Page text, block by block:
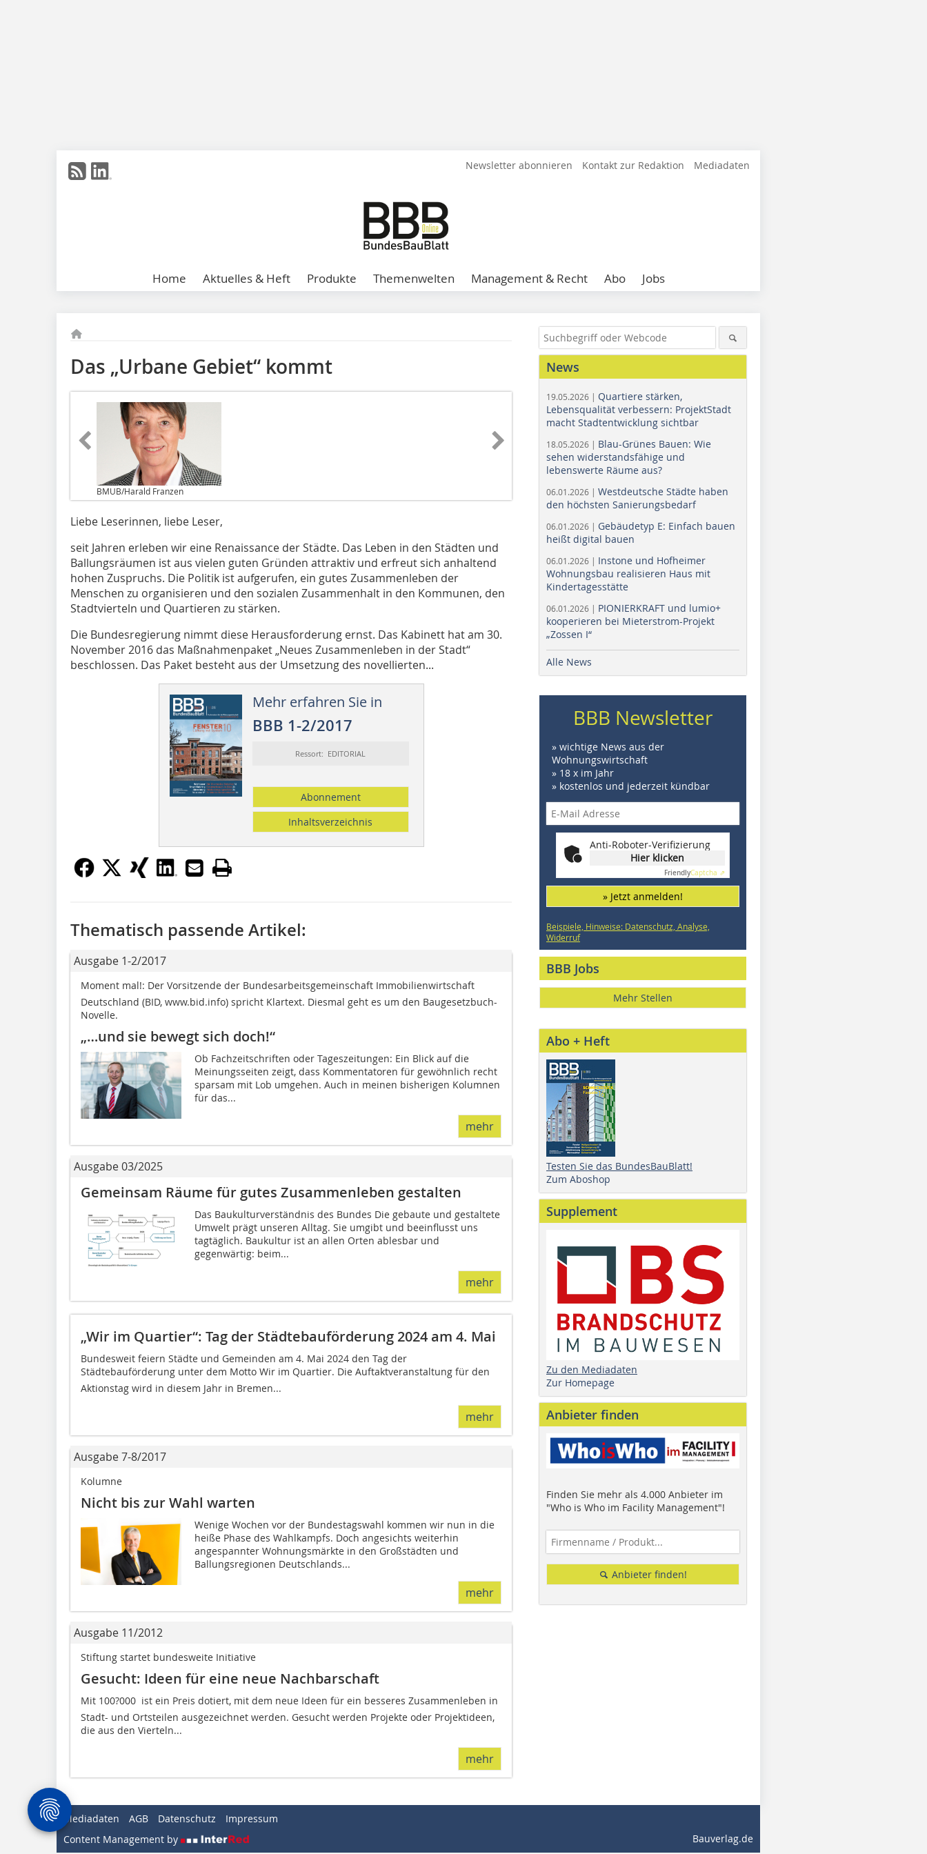
Newsletter abonnieren Kontakt zur Redaktion Mediadaten
Home Aktuelles & Heft Produkte Themenwelten Management & Recht Abo Jobs
Das „Urbane Gebiet“ kommt
BMUB/Harald Franzen
Liebe Leserinnen, liebe Leser,
seit Jahren erleben wir eine Renaissance der Städte. Das Leben in den Städten und
Ballungsräumen ist aus vielen guten Gründen attraktiv und erfreut sich anhaltend
hohen Zuspruchs. Die Politik ist aufgerufen, ein gutes Zusammenleben der
Menschen zu organisieren und den sozialen Zusammenhalt in den Kommunen, den
Stadtvierteln und Quartieren zu stärken.
Die Bundesregierung nimmt diese Herausforderung ernst. Das Kabinett hat am 30.
November 2016 das Maßnahmenpaket „Neues Zusammenleben in der Stadt“
beschlossen. Das Paket besteht aus der Umsetzung des novellierten...
Mehr erfahren Sie in
BBB 1-2/2017
Ressort: EDITORIAL
Abonnement
Inhaltsverzeichnis
Thematisch passende Artikel:
Ausgabe 1-2/2017
Moment mal!: Der Vorsitzende der Bundesarbeitsgemeinschaft Im­­mobilienwirtschaft
Deutschland (BID, www.bid.info) spricht Klartext. Diesmal geht es um den Baugesetzbuch-
Novelle.
„…und sie bewegt sich doch!“
Ob Fachzeitschriften oder Tageszeitungen: Ein Blick auf die
Meinungsseiten zeigt, dass Kommentatoren für gewöhnlich recht
sparsam mit Lob umgehen. Auch in meinen bisherigen Kolumnen
für das...
mehr
Ausgabe 03/2025
Gemeinsam Räume für gutes Zusammenleben gestalten
Das Baukulturverständnis des Bundes Die gebaute und gestaltete
Umwelt prägt unseren Alltag. Sie umgibt und beeinflusst uns
tagtäglich. Baukultur ist an allen Orten ablesbar und
gegenwärtig: beim...
mehr
„Wir im Quartier“: Tag der Städtebauförderung 2024 am 4. Mai
Bundesweit feiern Städte und Gemeinden am 4. Mai 2024 den Tag der
Städtebauförderung unter dem Motto Wir im Quartier. Die Auftaktveranstaltung für den
Aktionstag wird in diesem Jahr in Bremen...
mehr
Ausgabe 7-8/2017
Kolumne
Nicht bis zur Wahl warten
Wenige Wochen vor der Bundestagswahl kommen wir nun in die
heiße Phase des Wahlkampfs. Doch angesichts weiterhin
angespannter Wohnungsmärkte in den Großstädten und
Ballungsregionen Deutschlands...
mehr
Ausgabe 11/2012
Stiftung startet bundesweite Initiative
Gesucht: Ideen für eine neue Nachbarschaft
Mit 100?000  ist ein Preis dotiert, mit dem neue Ideen für ein besseres Zusammenleben in
Stadt- und Ortsteilen ausgezeichnet werden. Gesucht werden Projekte oder Projektideen,
die aus den Vierteln...
mehr
News
19.05.2026 | Quartiere stärken,
Lebensqualität verbessern: ProjektStadt
macht Stadtentwicklung sichtbar
18.05.2026 | Blau-Grünes Bauen: Wie
sehen widerstandsfähige und
lebenswerte Räume aus?
06.01.2026 | Westdeutsche Städte haben
den höchsten Sanierungsbedarf
06.01.2026 | Gebäudetyp E: Einfach bauen
heißt digital bauen
06.01.2026 | Instone und Hofheimer
Wohnungsbau realisieren Haus mit
Kindertagesstätte
06.01.2026 | PIONIERKRAFT und lumio+
kooperieren bei Mieterstrom-Projekt
„Zossen I“
Alle News
BBB Newsletter
» wichtige News aus der
Wohnungswirtschaft
» 18 x im Jahr
» kostenlos und jederzeit kündbar
Anti-Roboter-Verifizierung
Hier klicken
FriendlyCaptcha ⇗
» Jetzt anmelden!
Beispiele, Hinweise: Datenschutz, Analyse,
Widerruf
BBB Jobs
Mehr Stellen
Abo + Heft
Testen Sie das BundesBauBlatt!
Zum Aboshop
Supplement
Zu den Mediadaten
Zur Homepage
Anbieter finden
Finden Sie mehr als 4.000 Anbieter im
"Who is Who im Facility Management"!
Anbieter finden!
Mediadaten AGB Datenschutz
Impressum
Content Management by
Bauverlag.de